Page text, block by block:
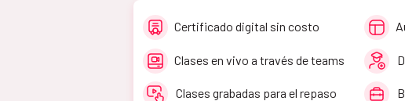
Certificado digital sin costo
Clases en vivo a través de teams
Clases grabadas para el repaso